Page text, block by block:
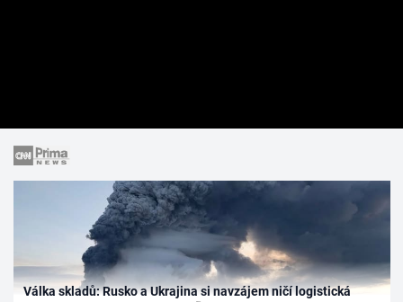
Válka skladů: Rusko a Ukrajina si navzájem ničí logistická